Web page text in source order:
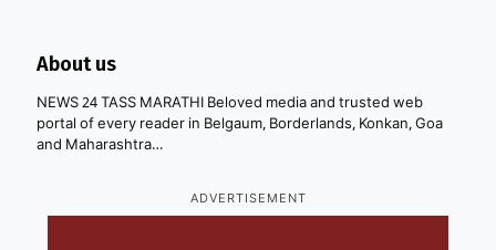
About us
NEWS 24 TASS MARATHI Beloved media and trusted web
portal of every reader in Belgaum, Borderlands, Konkan, Goa
and Maharashtra…
ADVERTISEMENT